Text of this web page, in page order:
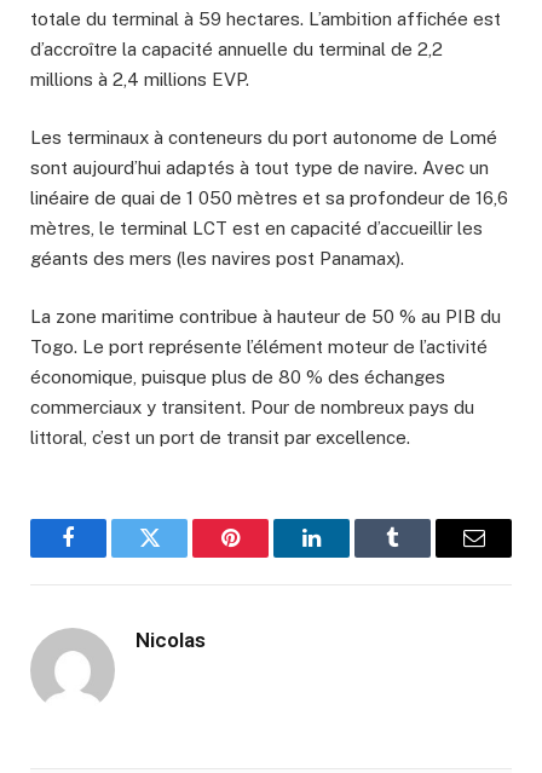
totale du terminal à 59 hectares. L’ambition affichée est
d’accroître la capacité annuelle du terminal de 2,2
millions à 2,4 millions EVP.
Les terminaux à conteneurs du port autonome de Lomé
sont aujourd’hui adaptés à tout type de navire. Avec un
linéaire de quai de 1 050 mètres et sa profondeur de 16,6
mètres, le terminal LCT est en capacité d’accueillir les
géants des mers (les navires post Panamax).
La zone maritime contribue à hauteur de 50 % au PIB du
Togo. Le port représente l’élément moteur de l’activité
économique, puisque plus de 80 % des échanges
commerciaux y transitent. Pour de nombreux pays du
littoral, c’est un port de transit par excellence.
FacebookTwitter Pinterest LinkedInTumblr Email
Nicolas